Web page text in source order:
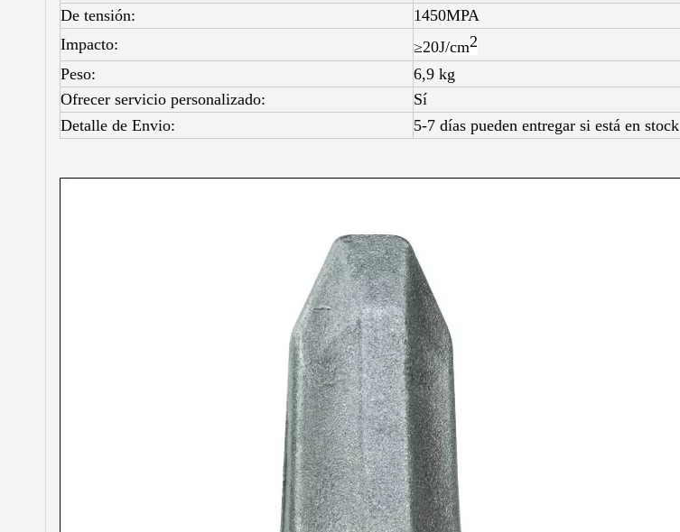
De tensión:
1450MPA
Impacto:
≥20J/cm2
Peso:
6,9 kg
Ofrecer servicio personalizado:
Sí
Detalle de Envio:
5-7 días pueden entregar si está en stock